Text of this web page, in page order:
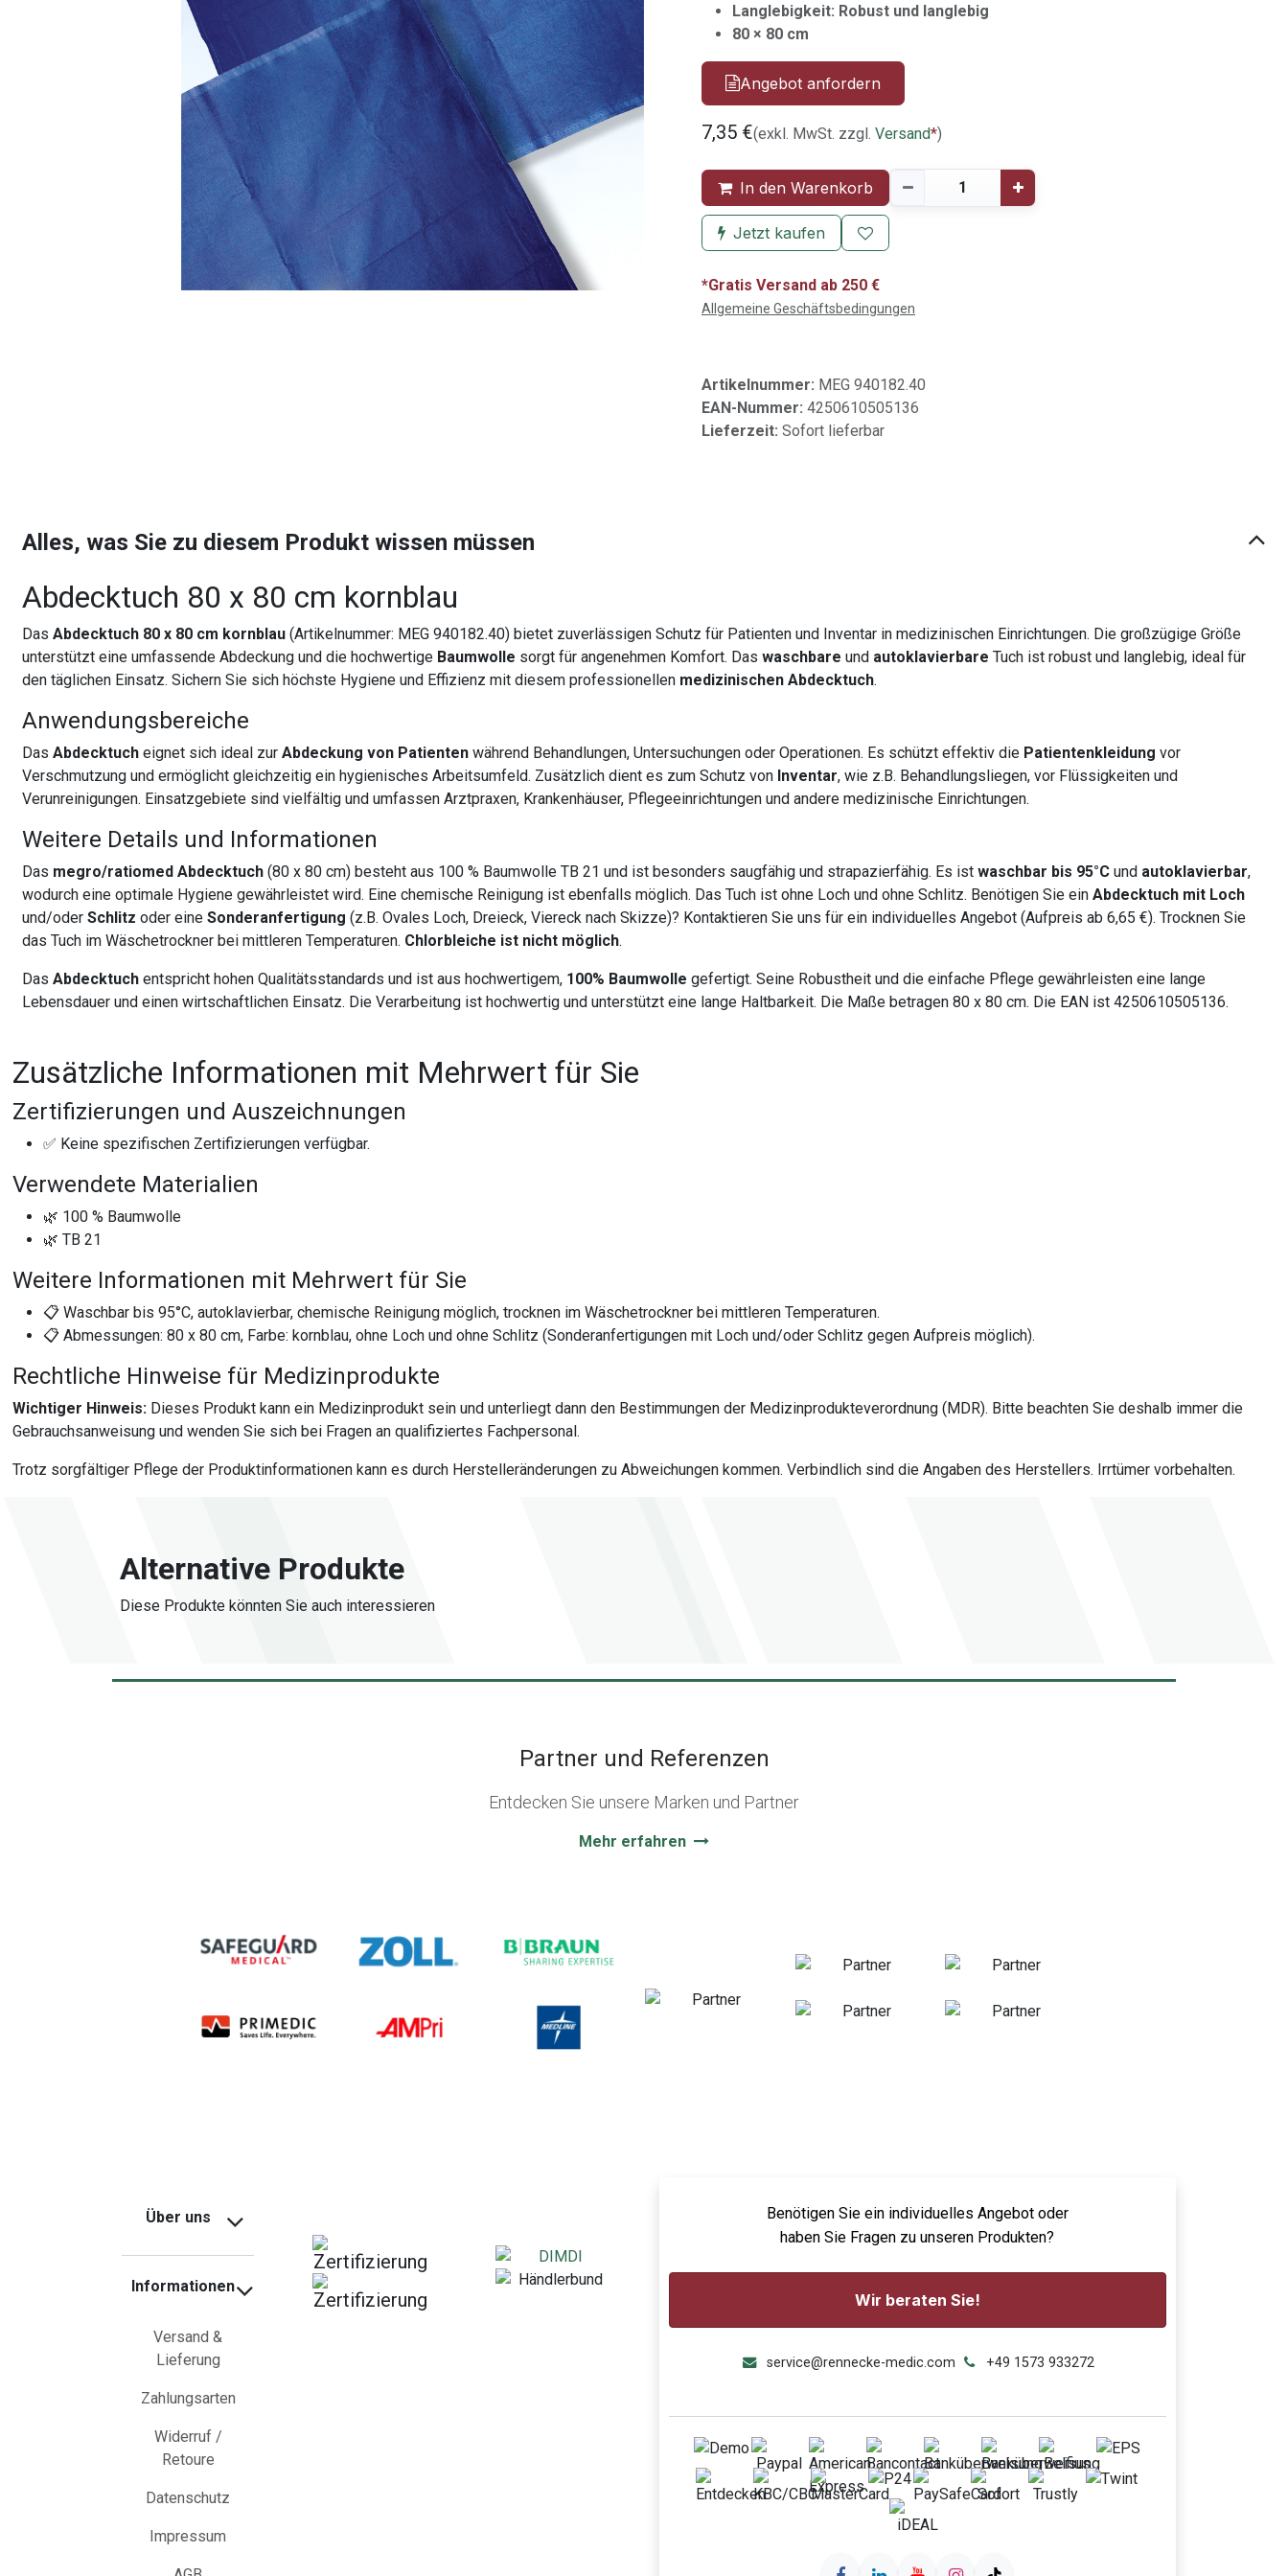
Langlebigkeit: Robust und langlebig
80 × 80 cm
Angebot anfordern
7,35 €(exkl. MwSt. zzgl. Versand*)
In den Warenkorb
Jetzt kaufen
*Gratis Versand ab 250 €
Allgemeine Geschäftsbedingungen
Artikelnummer: MEG 940182.40
EAN-Nummer: 4250610505136
Lieferzeit: Sofort lieferbar
Alles, was Sie zu diesem Produkt wissen müssen
Abdecktuch 80 x 80 cm kornblau
DasAbdecktuch 80 x 80 cm kornblau (Artikelnummer: MEG 940182.40) bietet zuverlässigen Schutz für Patienten und Inventar in medizinischen Einrichtungen. Die großzügige Größe
unterstützt eine umfassende Abdeckung und die hochwertige Baumwolle sorgt für angenehmen Komfort. Daswaschbare und autoklavierbare Tuch ist robust und langlebig, ideal für
den täglichen Einsatz. Sichern Sie sich höchste Hygiene und Effizienz mit diesem professionellen medizinischen Abdecktuch.
Anwendungsbereiche
DasAbdecktuch eignet sich ideal zurAbdeckung von Patienten während Behandlungen, Untersuchungen oder Operationen. Es schützt effektiv die Patientenkleidung vor
Verschmutzung und ermöglicht gleichzeitig ein hygienisches Arbeitsumfeld. Zusätzlich dient es zum Schutz von Inventar, wie z.B. Behandlungsliegen, vor Flüssigkeiten und
Verunreinigungen. Einsatzgebiete sind vielfältig und umfassen Arztpraxen, Krankenhäuser, Pflegeeinrichtungen und andere medizinische Einrichtungen.
Weitere Details und Informationen
Das megro/ratiomed Abdecktuch (80 x 80 cm) besteht aus 100 % Baumwolle TB 21 und ist besonders saugfähig und strapazierfähig. Es istwaschbar bis 95°C und autoklavierbar,
wodurch eine optimale Hygiene gewährleistet wird. Eine chemische Reinigung ist ebenfalls möglich. Das Tuch ist ohne Loch und ohne Schlitz. Benötigen Sie einAbdecktuch mit Loch
und/oderSchlitz oder eineSonderanfertigung (z.B. Ovales Loch, Dreieck, Viereck nach Skizze)? Kontaktieren Sie uns für ein individuelles Angebot (Aufpreis ab 6,65 €). Trocknen Sie
das Tuch im Wäschetrockner bei mittleren Temperaturen. Chlorbleiche ist nicht möglich.
DasAbdecktuch entspricht hohen Qualitätsstandards und ist aus hochwertigem, 100% Baumwolle gefertigt. Seine Robustheit und die einfache Pflege gewährleisten eine lange
Lebensdauer und einen wirtschaftlichen Einsatz. Die Verarbeitung ist hochwertig und unterstützt eine lange Haltbarkeit. Die Maße betragen 80 x 80 cm. Die EAN ist 4250610505136.
Zusätzliche Informationen mit Mehrwert für Sie
Zertifizierungen und Auszeichnungen
✅ Keine spezifischen Zertifizierungen verfügbar.
Verwendete Materialien
🌿 100 % Baumwolle
🌿 TB 21
Weitere Informationen mit Mehrwert für Sie
📋 Waschbar bis 95°C, autoklavierbar, chemische Reinigung möglich, trocknen im Wäschetrockner bei mittleren Temperaturen.
📋 Abmessungen: 80 x 80 cm, Farbe: kornblau, ohne Loch und ohne Schlitz (Sonderanfertigungen mit Loch und/oder Schlitz gegen Aufpreis möglich).
Rechtliche Hinweise für Medizinprodukte
Wichtiger Hinweis: Dieses Produkt kann ein Medizinprodukt sein und unterliegt dann den Bestimmungen der Medizinprodukteverordnung (MDR). Bitte beachten Sie deshalb immer die
Gebrauchsanweisung und wenden Sie sich bei Fragen an qualifiziertes Fachpersonal.
Trotz sorgfältiger Pflege der Produktinformationen kann es durch Herstelleränderungen zu Abweichungen kommen. Verbindlich sind die Angaben des Herstellers. Irrtümer vorbehalten.
Alternative Produkte
Diese Produkte könnten Sie auch interessieren
Partner und Referenzen
Entdecken Sie unsere Marken und Partner
Mehr erfahren
Über uns
Informationen
Versand &
Lieferung
Zahlungsarten
Widerruf /
Retoure
Datenschutz
Impressum
Benötigen Sie ein individuelles Angebot oder
haben Sie Fragen zu unseren Produkten?
Wir beraten Sie!
service@rennecke-medic.com +49 1573 933272